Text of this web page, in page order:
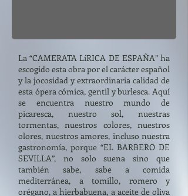
La “CAMERATA LíRICA DE ESPAÑA” ha
escogido esta obra por el carácter español
y la jocosidad y extraordinaria calidad de
esta ópera cómica, gentil y burlesca. Aquí
se encuentra nuestro mundo de
picaresca, nuestro sol, nuestras
tormentas, nuestros colores, nuestros
olores, nuestros amores, incluso nuestra
gastronomía, porque “EL BARBERO DE
SEVILLA”, no solo suena sino que
también sabe, sabe a comida
mediterránea, a tomillo, romero y
orégano, a hierbabuena, a aceite de oliva